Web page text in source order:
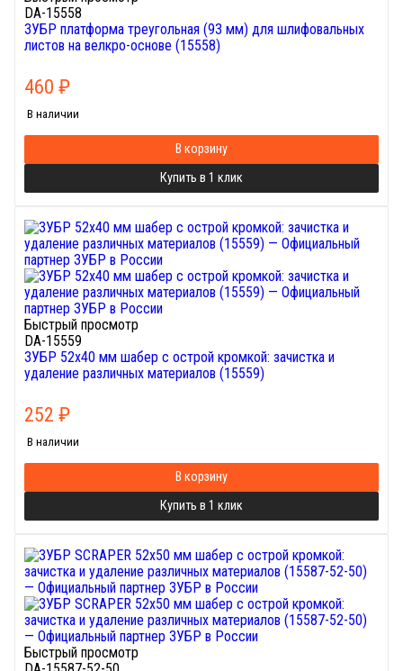
DA-15558
ЗУБР платформа треугольная (93 мм) для шлифовальных
листов на велкро-основе (15558)
460 ₽
В наличии
В корзину
Купить в 1 клик
Быстрый просмотр
DA-15559
ЗУБР 52х40 мм шабер с острой кромкой: зачистка и
удаление различных материалов (15559)
252 ₽
В наличии
В корзину
Купить в 1 клик
Быстрый просмотр